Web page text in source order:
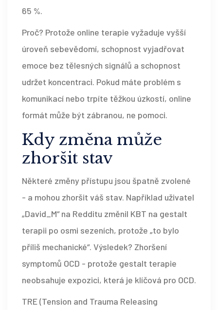
65 %.
Proč? Protože online terapie vyžaduje vyšší
úroveň sebevědomí, schopnost vyjadřovat
emoce bez tělesných signálů a schopnost
udržet koncentraci. Pokud máte problém s
komunikací nebo trpíte těžkou úzkostí, online
formát může být zábranou, ne pomoci.
Kdy změna může
zhoršit stav
Některé změny přístupu jsou špatně zvolené
- a mohou zhoršit váš stav. Například uživatel
„David_M“ na Redditu změnil KBT na gestalt
terapii po osmi sezeních, protože „to bylo
příliš mechanické“. Výsledek? Zhoršení
symptomů OCD - protože gestalt terapie
neobsahuje expozici, která je klíčová pro OCD.
TRE (Tension and Trauma Releasing